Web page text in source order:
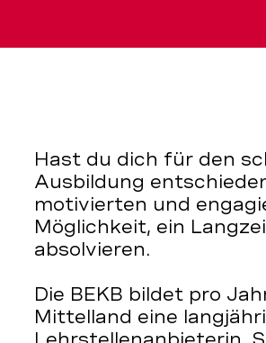
Hast du dich für den
Ausbildung
motivierten und
Möglichkeit, ein
absolvieren.
Die BEKB bildet pro
Mittelland eine